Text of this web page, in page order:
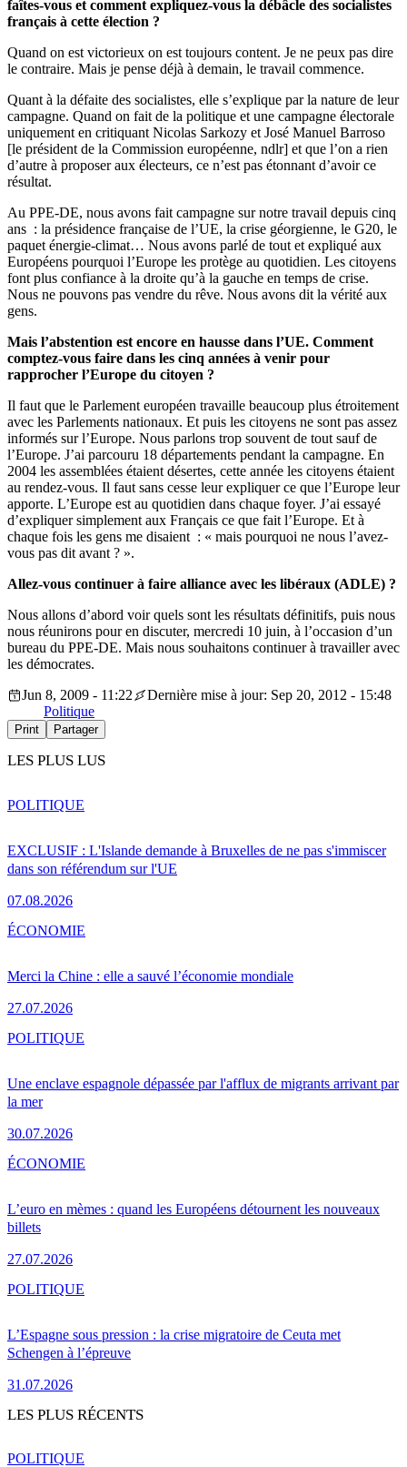
faîtes-vous et comment expliquez-vous la débâcle des socialistes
français à cette élection ?
Quand on est victorieux on est toujours content. Je ne peux pas dire
le contraire. Mais je pense déjà à demain, le travail commence.
Quant à la défaite des socialistes, elle s’explique par la nature de leur
campagne. Quand on fait de la politique et une campagne électorale
uniquement en critiquant Nicolas Sarkozy et José Manuel Barroso
[le président de la Commission européenne, ndlr] et que l’on a rien
d’autre à proposer aux électeurs, ce n’est pas étonnant d’avoir ce
résultat.
Au PPE-DE, nous avons fait campagne sur notre travail depuis cinq
ans : la présidence française de l’UE, la crise géorgienne, le G20, le
paquet énergie-climat… Nous avons parlé de tout et expliqué aux
Européens pourquoi l’Europe les protège au quotidien. Les citoyens
font plus confiance à la droite qu’à la gauche en temps de crise.
Nous ne pouvons pas vendre du rêve. Nous avons dit la vérité aux
gens.
Mais l’abstention est encore en hausse dans l’UE. Comment
comptez-vous faire dans les cinq années à venir pour
rapprocher l’Europe du citoyen ?
Il faut que le Parlement européen travaille beaucoup plus étroitement
avec les Parlements nationaux. Et puis les citoyens ne sont pas assez
informés sur l’Europe. Nous parlons trop souvent de tout sauf de
l’Europe. J’ai parcouru 18 départements pendant la campagne. En
2004 les assemblées étaient désertes, cette année les citoyens étaient
au rendez-vous. Il faut sans cesse leur expliquer ce que l’Europe leur
apporte. L’Europe est au quotidien dans chaque foyer. J’ai essayé
d’expliquer simplement aux Français ce que fait l’Europe. Et à
chaque fois les gens me disaient : « mais pourquoi ne nous l’avez-
vous pas dit avant ? ».
Allez-vous continuer à faire alliance avec les libéraux (ADLE) ?
Nous allons d’abord voir quels sont les résultats définitifs, puis nous
nous réunirons pour en discuter, mercredi 10 juin, à l’occasion d’un
bureau du PPE-DE. Mais nous souhaitons continuer à travailler avec
les démocrates.
Jun 8, 2009 - 11:22
Dernière mise à jour: Sep 20, 2012 - 15:48
Politique
Print Partager
LES PLUS LUS
EXCLUSIF : L'Islande demande à Bruxelles de ne pas s'immiscer
dans son référendum sur l'UE
07.08.2026
POLITIQUE
Merci la Chine : elle a sauvé l’économie mondiale
27.07.2026
ÉCONOMIE
Une enclave espagnole dépassée par l'afflux de migrants arrivant par
la mer
30.07.2026
POLITIQUE
L’euro en mèmes : quand les Européens détournent les nouveaux
billets
27.07.2026
ÉCONOMIE
L’Espagne sous pression : la crise migratoire de Ceuta met
Schengen à l’épreuve
31.07.2026
POLITIQUE
LES PLUS RÉCENTS
POLITIQUE